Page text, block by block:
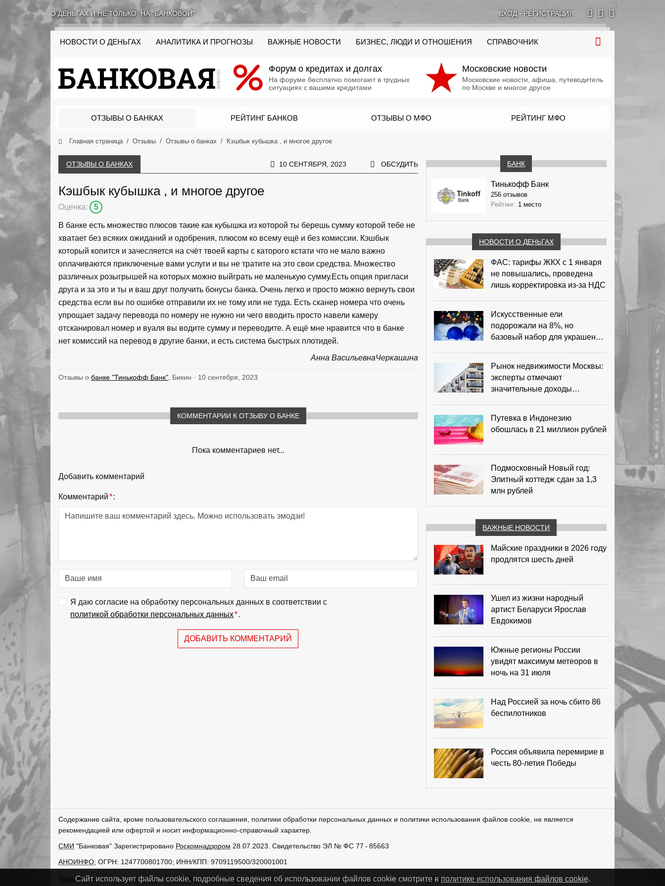
О ДЕНЬГАХ И НЕ ТОЛЬКО, НА "БАНКОВОЙ" ВХОД· РЕГИСТРАЦИЯ
НОВОСТИ О ДЕНЬГАХ АНАЛИТИКА И ПРОГНОЗЫ ВАЖНЫЕ НОВОСТИ БИЗНЕС, ЛЮДИ И ОТНОШЕНИЯ СПРАВОЧНИК
Форум о кредитах и долгах
На форуме бесплатно помогают в трудных
ситуациях с вашими кредитами
Московские новости
Московские новости, афиша, путеводитель
по Москве и многое другое
ОТЗЫВЫ О БАНКАХ РЕЙТИНГ БАНКОВ ОТЗЫВЫ О МФО РЕЙТИНГ МФО
Главная страница Отзывы Отзывы о банках Кэшбык кубышка , и многое другое
ОТЗЫВЫ О БАНКАХ 10 СЕНТЯБРЯ, 2023 ОБСУДИТЬ
Кэшбык кубышка , и многое другое
Оценка: 5
В банке есть множество плюсов такие как кубышка из которой ты берешь сумму которой тебе не
хватает без всяких ожиданий и одобрения, плюсом ко всему ещё и без комиссии. Кэшбык
который копится и зачесляется на счёт твоей карты с каторого кстати что не мало важно
оплачиваются приключеные вами услуги и вы не тратите на это свои средства. Множество
различных розыгрышей на которых можно выйграть не маленькую сумму.Есть опция пригласи
друга и за это и ты и ваш друг получить бонусы банка. Очень легко и просто можно вернуть свои
средства если вы по ошибке отправили их не тому или не туда. Есть сканер номера что очень
упрощает задачу перевода по номеру не нужно ни чего вводить просто навели камеру
отсканировал номер и вуаля вы водите сумму и переводите. А ещё мне нравится что в банке
нет комиссий на перевод в другие банки, и есть система быстрых плотидей.
Анна ВасильевнаЧеркашина
Отзывы о банке "Тинькофф Банк" , Бикин · 10 сентября, 2023
КОММЕНТАРИИ К ОТЗЫВУ О БАНКЕ
Пока комментариев нет...
Добавить комментарий
Комментарий*:
Я даю согласие на обработку персональных данных в соответствии с
политикой обработки персональных данных*.
ДОБАВИТЬ КОММЕНТАРИЙ
БАНК
Тинькофф Банк
256 отзывов
Рейтинг: 1 место
НОВОСТИ О ДЕНЬГАХ
ФАС: тарифы ЖКХ с 1 января
не повышались, проведена
лишь корректировка из‑за НДС
Искусственные ели
подорожали на 8%, но
базовый набор для украшения
Рынок недвижимости Москвы:
эксперты отмечают
значительные доходы
Путевка в Индонезию
обошлась в 21 миллион рублей
Подмосковный Новый год:
Элитный коттедж сдан за 1,3
млн рублей
ВАЖНЫЕ НОВОСТИ
Майские праздники в 2026 году
продлятся шесть дней
Ушел из жизни народный
артист Беларуси Ярослав
Евдокимов
Южные регионы России
увидят максимум метеоров в
ночь на 31 июля
Над Россией за ночь сбито 86
беспилотников
Россия объявила перемирие в
честь 80-летия Победы
Содержание сайта, кроме пользовательского соглашения, политики обработки персональных данных и политики использования файлов cookie, не является
рекомендацией или офертой и носит информационно-справочный характер.
СМИ "Банковая" Зарегистрировано Роскомнадзором 28.07.2023. Свидетельство ЭЛ № ФС 77 - 85663
АНОИНФО; ОГРН: 1247700801700; ИНН/КПП: 9709119500/320001001
Пользовательское соглашение Политика обработки персональных данных Использование cookies Сделано вРунетЛаб – Сайты и CRM
Сайт использует файлы cookie, подробные сведения об использовании файлов cookie смотрите вполитике использования файлов cookie.